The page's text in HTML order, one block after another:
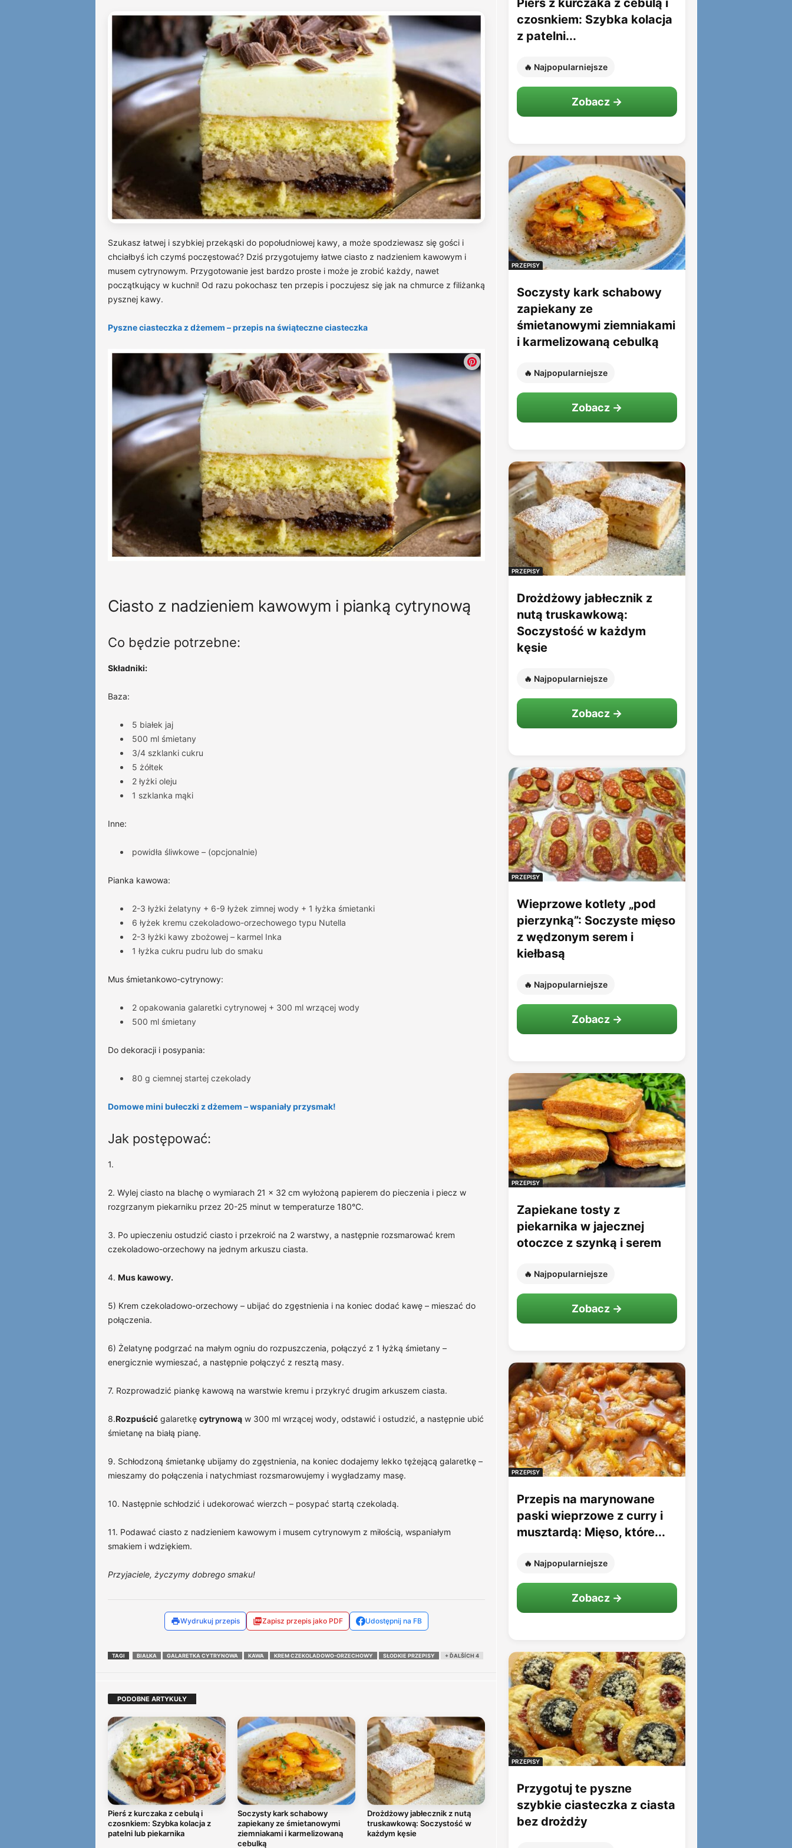
Szukasz łatwej i szybkiej przekąski do popołudniowej kawy, a może spodziewasz się gości i
chciałbyś ich czymś poczęstować? Dziś przygotujemy łatwe ciasto z nadzieniem kawowym i
musem cytrynowym. Przygotowanie jest bardzo proste i może je zrobić każdy, nawet
początkujący w kuchni! Od razu pokochasz ten przepis i poczujesz się jak na chmurce z filiżanką
pysznej kawy.
Pyszne ciasteczka z dżemem – przepis na świąteczne ciasteczka
Ciasto z nadzieniem kawowym i pianką cytrynową
Co będzie potrzebne:
Składniki:
Baza:
5 białek jaj
500 ml śmietany
3/4 szklanki cukru
5 żółtek
2 łyżki oleju
1 szklanka mąki
Inne:
powidła śliwkowe – (opcjonalnie)
Pianka kawowa:
2-3 łyżki żelatyny + 6-9 łyżek zimnej wody + 1 łyżka śmietanki
6 łyżek kremu czekoladowo-orzechowego typu Nutella
2-3 łyżki kawy zbożowej – karmel Inka
1 łyżka cukru pudru lub do smaku
Mus śmietankowo-cytrynowy:
2 opakowania galaretki cytrynowej + 300 ml wrzącej wody
500 ml śmietany
Do dekoracji i posypania:
80 g ciemnej startej czekolady
Domowe mini bułeczki z dżemem – wspaniały przysmak!
Jak postępować:
1.
2. Wylej ciasto na blachę o wymiarach 21 x 32 cm wyłożoną papierem do pieczenia i piecz w
rozgrzanym piekarniku przez 20-25 minut w temperaturze 180°C.
3. Po upieczeniu ostudzić ciasto i przekroić na 2 warstwy, a następnie rozsmarować krem
czekoladowo-orzechowy na jednym arkuszu ciasta.
4. Mus kawowy.
5) Krem czekoladowo-orzechowy – ubijać do zgęstnienia i na koniec dodać kawę – mieszać do
połączenia.
6) Żelatynę podgrzać na małym ogniu do rozpuszczenia, połączyć z 1 łyżką śmietany –
energicznie wymieszać, a następnie połączyć z resztą masy.
7. Rozprowadzić piankę kawową na warstwie kremu i przykryć drugim arkuszem ciasta.
8.Rozpuścićgalaretkę cytrynowąw 300 ml wrzącej wody, odstawić i ostudzić, a następnie ubić
śmietanę na białą pianę.
9. Schłodzoną śmietankę ubijamy do zgęstnienia, na koniec dodajemy lekko tężejącą galaretkę –
mieszamy do połączenia i natychmiast rozsmarowujemy i wygładzamy masę.
10. Następnie schłodzić i udekorować wierzch – posypać startą czekoladą.
11. Podawać ciasto z nadzieniem kawowym i musem cytrynowym z miłością, wspaniałym
smakiem i wdziękiem.
Przyjaciele, życzymy dobrego smaku!
Wydrukuj przepis Zapisz przepis jako PDF Udostępnij na FB
TAGI BIAŁKA GALARETKA CYTRYNOWA KAWA KREM CZEKOLADOWO-ORZECHOWY SŁODKIE PRZEPISY + ĎALŠÍCH 4
PODOBNE ARTYKUŁY
Pierś z kurczaka z cebulą i
czosnkiem: Szybka kolacja z
patelni lub piekarnika
Soczysty kark schabowy
zapiekany ze śmietanowymi
ziemniakami i karmelizowaną
cebulką
Drożdżowy jabłecznik z nutą
truskawkową: Soczystość w
każdym kęsie
Pierś z kurczaka z cebulą i
czosnkiem: Szybka kolacja
z patelni...
🔥 Najpopularniejsze
Zobacz →
PRZEPISY
Soczysty kark schabowy
zapiekany ze
śmietanowymi ziemniakami
i karmelizowaną cebulką
🔥 Najpopularniejsze
Zobacz →
PRZEPISY
Drożdżowy jabłecznik z
nutą truskawkową:
Soczystość w każdym
kęsie
🔥 Najpopularniejsze
Zobacz →
PRZEPISY
Wieprzowe kotlety „pod
pierzynką”: Soczyste mięso
z wędzonym serem i
kiełbasą
🔥 Najpopularniejsze
Zobacz →
PRZEPISY
Zapiekane tosty z
piekarnika w jajecznej
otoczce z szynką i serem
🔥 Najpopularniejsze
Zobacz →
PRZEPISY
Przepis na marynowane
paski wieprzowe z curry i
musztardą: Mięso, które...
🔥 Najpopularniejsze
Zobacz →
PRZEPISY
Przygotuj te pyszne
szybkie ciasteczka z ciasta
bez drożdży